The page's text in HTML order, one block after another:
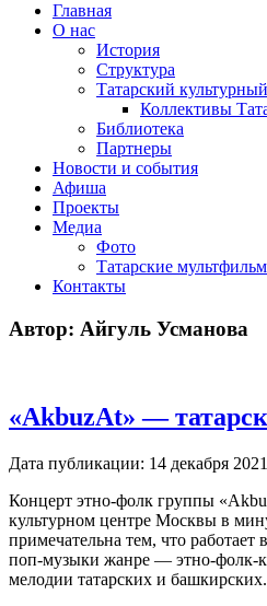
Главная
О нас
История
Структура
Татарский
Коллективы
Библиотека
Партнеры
Новости и события
Афиша
Проекты
Медиа
Фото
Татарские
Контакты
Автор: Айгуль Усманова
«AkbuzAt» —
Дата публикации: 14 декабря 2021
Концерт этно-фолк группы
культурном центре Москвы в
примечательна тем, что работает
поп-музыки жанре — этно-фолк-
мелодии татарских и